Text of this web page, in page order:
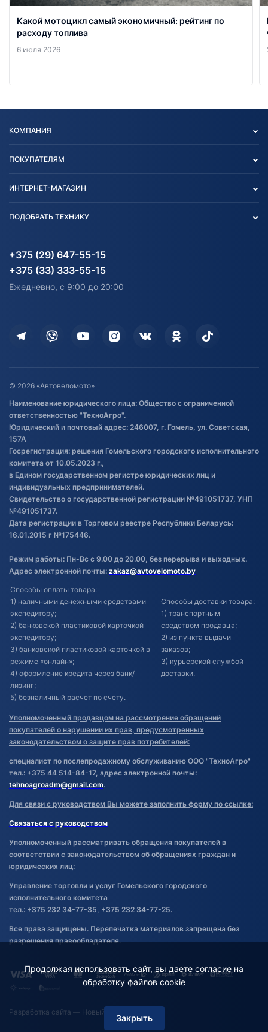
Какой мотоцикл самый экономичный: рейтинг по
расходу топлива
6 июля 2026
КОМПАНИЯ
Блог
Карта сайта
ПОКУПАТЕЛЯМ
Согласие на обработку
Информация до получения
согласия на обработку
Дополнительные услуги
Оставить отзыв
Договор публичной оферты
Обработка файлов cookie
Постановка транспорта на учет
Обновления в ЭПТС 2024
ИНТЕРНЕТ-МАГАЗИН
Агротехника
Водный транспорт
Электротранспорт
ПОДОБРАТЬ ТЕХНИКУ
Агротехника
Электротранспорт
+375 (29) 647-55-15
+375 (33) 333-55-15
Ежедневно, с 9:00 до 20:00
© 2026 «Автовеломото»
Наименование юридического лица: Общество с ограниченной
ответственностью "ТехноАгро".
Юридический и почтовый адрес: 246007, г. Гомель, ул. Советская,
157А
Госрегистрация: решения Гомельского городского исполнительного
комитета от 10.05.2023 г.,
в Едином государственном регистре юридических лиц и
индивидуальных предпринимателей.
Свидетельство о государственной регистрации №491051737, УНП
№491051737.
Дата регистрации в Торговом реестре Республики Беларусь:
16.01.2015 г №175446.
Режим работы: Пн-Вс с 9.00 до 20.00, без перерыва и выходных.
Адрес электронной почты: zakaz@avtovelomoto.by
Способы оплаты товара:
1) наличными денежными средствами
экспедитору;
2) банковской пластиковой карточкой
экспедитору;
3) банковской пластиковой карточкой в
режиме «онлайн»;
4) оформление кредита через банк/
лизинг;
5) безналичный расчет по счету.
Способы доставки товара:
1) транспортным
средством продавца;
2) из пункта выдачи
заказов;
3) курьерской службой
доставки.
Уполномоченный продавцом на рассмотрение обращений
покупателей о нарушении их прав, предусмотренных
законодательством о защите прав потребителей:
специалист по послепродажному обслуживанию ООО "ТехноАгро"
тел.: +375 44 514-84-17, адрес электронной почты:
tehnoagroadm@gmail.com.
Для связи с руководством Вы можете заполнить форму по ссылке:
Связаться с руководством
Уполномоченный рассматривать обращения покупателей в
соответствии с законодательством об обращениях граждан и
юридических лиц:
Управление торговли и услуг Гомельского городского
исполнительного комитета
тел.: +375 232 34-77-35, +375 232 34-77-25.
Все права защищены. Перепечатка материалов запрещена без
разрешения правообладателя.
Разработка сайта — Новый Сайт
Продолжая использовать сайт, вы даете согласие на
обработку файлов cookie
Закрыть